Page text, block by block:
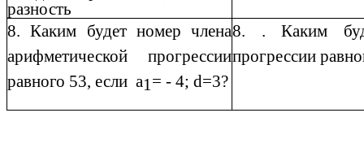
разность
8. Каким будет номер члена
арифметической прогрессии
равного 53, если а1= - 4; d=3?
8. . Каким
прогрессии